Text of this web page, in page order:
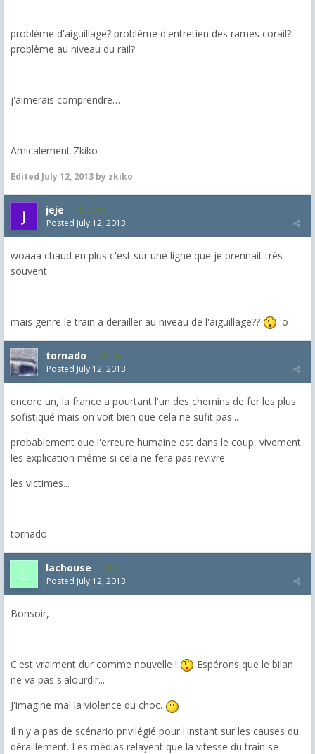
problème d'aiguillage? problème d'entretien des rames corail?
problème au niveau du rail?
j'aimerais comprendre…
Amicalement Zkiko
Edited July 12, 2013 by zkiko
jeje 1,304
Posted July 12, 2013
woaaa chaud en plus c'est sur une ligne que je prennait très
souvent
mais genre le train a derailler au niveau de l'aiguillage?? :o
tornado 116
Posted July 12, 2013
encore un, la france a pourtant l'un des chemins de fer les plus
sofistiqué mais on voit bien que cela ne sufit pas...
probablement que l'erreure humaine est dans le coup, vivement
les explication même si cela ne fera pas revivre
les victimes...
tornado
lachouse 3
Posted July 12, 2013
Bonsoir,
C'est vraiment dur comme nouvelle !
Espérons que le bilan
ne va pas s'alourdir...
J'imagine mal la violence du choc.
Il n'y a pas de scénario privilégié pour l'instant sur les causes du
déraillement. Les médias relayent que la vitesse du train se